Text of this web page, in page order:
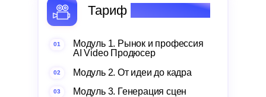
Тариф «Продакшн»
01
Модуль 1. Рынок и профессия
AI Video Продюсер
02 Модуль 2. От идеи до кадра
03 Модуль 3. Генерация сцен